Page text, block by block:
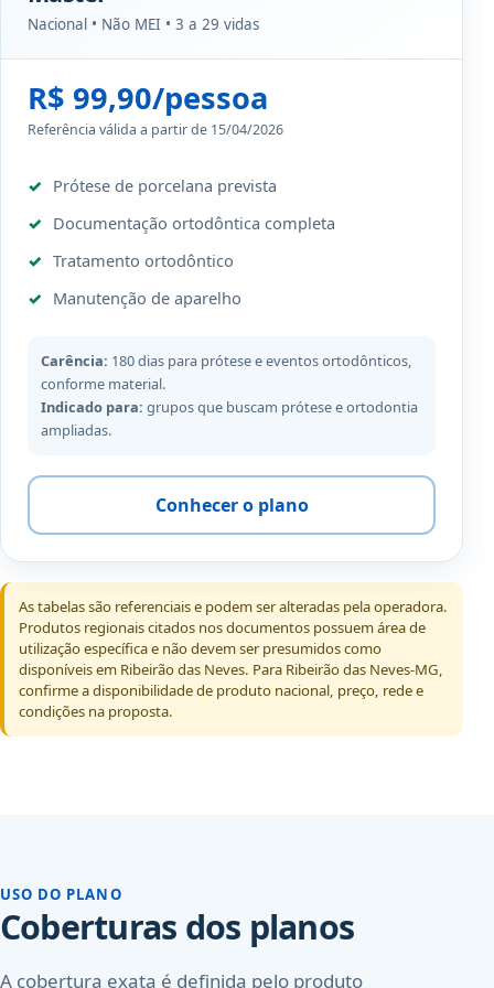
Nacional • Não MEI • 3 a 29 vidas
R$ 99,90/pessoa
Referência válida a partir de 15/04/2026
Prótese de porcelana prevista
Documentação ortodôntica completa
Tratamento ortodôntico
Manutenção de aparelho
Carência: 180 dias para prótese e eventos ortodônticos,
conforme material.
Indicado para: grupos que buscam prótese e ortodontia
ampliadas.
Conhecer o plano
As tabelas são referenciais e podem ser alteradas pela operadora.
Produtos regionais citados nos documentos possuem área de
utilização específica e não devem ser presumidos como
disponíveis em Ribeirão das Neves. Para Ribeirão das Neves-MG,
confirme a disponibilidade de produto nacional, preço, rede e
condições na proposta.
USO DO PLANO
Coberturas dos planos
A cobertura exata é definida pelo produto